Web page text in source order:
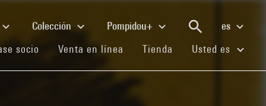
Colección Pompidou+
es
socio (current)
Venta en línea (current)
Tienda (current)
Usted es